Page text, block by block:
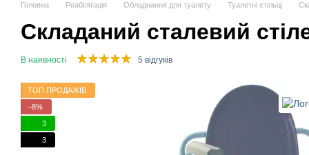
Головна Реабiлiтацiя Обладнання для туалету Туалетні стільці
Складаний сталевий
В наявності 5 відгуків
ТОП ПРОДАЖІВ
−8%
3
3